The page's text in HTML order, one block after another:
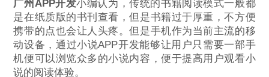
广州APP开发小编认为，传统的书籍阅读模式一般都
是在纸质版的书刊查看，但是书籍过于厚重，不方便
携带的点也会让人头疼。但是手机作为当前主流的移
动设备，通过小说APP开发能够让用户只需要一部手
机便可以浏览众多的小说内容，便于提高用户观看小
说的阅读体验。